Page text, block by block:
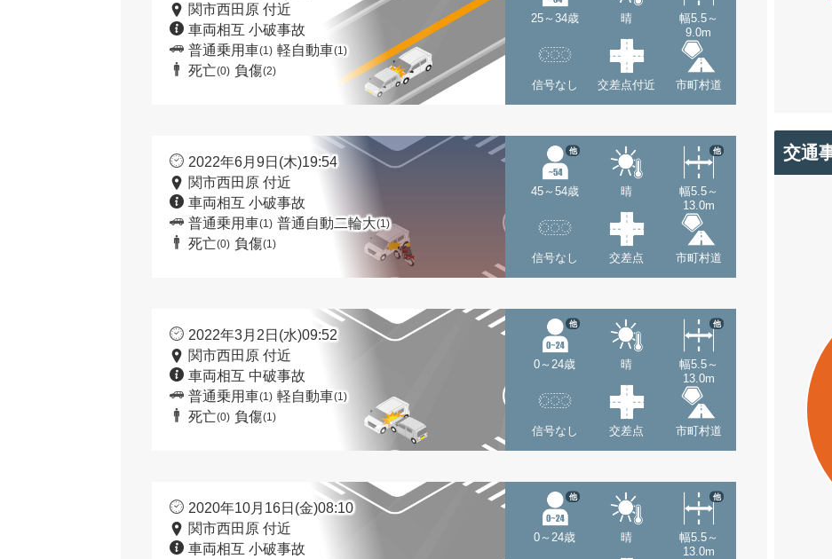
関市西田原 付近
車両相互 小破事故
普通乗用車(1) 軽自動車(1)
死亡(0) 負傷(2)
25～34歳 晴
幅5.5～
9.0m
信号なし 交差点付近 市町村道
2022年6月9日(木)19:54
関市西田原 付近
車両相互 小破事故
普通乗用車(1) 普通自動二輪大(1)
死亡(0) 負傷(1)
45～54歳
他
晴
幅5.5～
13.0m
他
信号なし 交差点 市町村道
2022年3月2日(水)09:52
関市西田原 付近
車両相互 中破事故
普通乗用車(1) 軽自動車(1)
死亡(0) 負傷(1)
0～24歳
他
晴
幅5.5～
13.0m
他
信号なし 交差点 市町村道
2020年10月16日(金)08:10
関市西田原 付近
車両相互 小破事故
0～24歳
他
晴
幅5.5～
13.0m
他
交通